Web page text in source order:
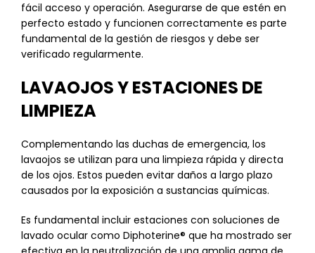
fácil acceso y operación. Asegurarse de que estén en
perfecto estado y funcionen correctamente es parte
fundamental de la gestión de riesgos y debe ser
verificado regularmente.
LAVAOJOS Y ESTACIONES DE
LIMPIEZA
Complementando las duchas de emergencia, los
lavaojos se utilizan para una limpieza rápida y directa
de los ojos. Estos pueden evitar daños a largo plazo
causados por la exposición a sustancias químicas.
Es fundamental incluir estaciones con soluciones de
lavado ocular como Diphoterine® que ha mostrado ser